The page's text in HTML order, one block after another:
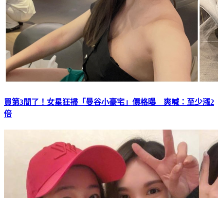
買第3間了！女星狂掃「曼谷小豪宅」價格曝 爽喊：至少漲2
倍